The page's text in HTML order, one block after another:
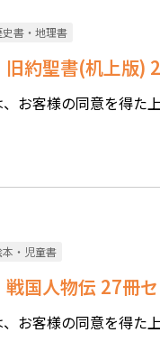
史書・地理書
約聖書(机上版)
お客様の同意を得た
本・児童書
国人物伝 27冊
お客様の同意を得た